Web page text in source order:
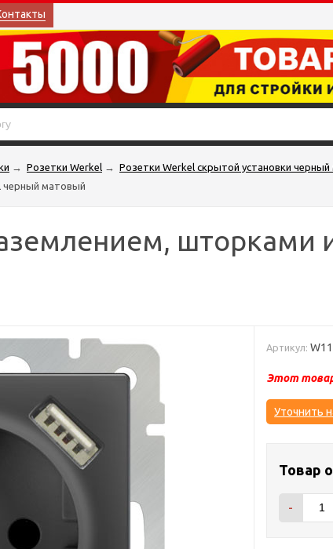
→ Розетки Werkel → Розетки Werkel скрытой установки
черный матовый
шторками
Артикул:
Этот товар
Уточнить
Товар
-